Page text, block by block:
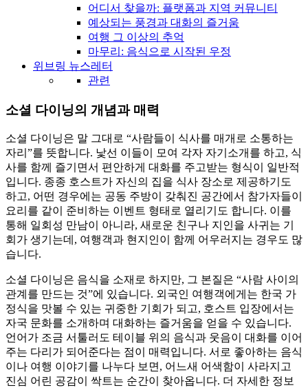
어디서 찾을까: 플랫폼과 지역 커뮤니티
예상되는 풍경과 대화의 즐거움
여행 그 이상의 추억
마무리: 음식으로 시작된 우정
위브링 뉴스레터
관련
소셜 다이닝의 개념과 매력
소셜 다이닝은 말 그대로 “사람들이 식사를 매개로 소통하는
자리”를 뜻합니다. 낯선 이들이 모여 각자 자기소개를 하고, 식
사를 함께 즐기면서 편안하게 대화를 주고받는 형식이 일반적
입니다. 종종 호스트가 자신의 집을 식사 장소로 제공하기도
하고, 어떤 경우에는 공동 주방이 갖춰진 공간에서 참가자들이
요리를 같이 준비하는 이벤트 형태로 열리기도 합니다. 이를
통해 일회성 만남이 아니라, 새로운 친구나 지인을 사귀는 기
회가 생기는데, 여행객과 현지인이 함께 어우러지는 경우도 많
습니다.
소셜 다이닝은 음식을 소재로 하지만, 그 본질은 “사람 사이의
관계를 만드는 것”에 있습니다. 외국인 여행객에게는 한국 가
정식을 맛볼 수 있는 귀중한 기회가 되고, 호스트 입장에서는
자국 문화를 소개하며 대화하는 즐거움을 얻을 수 있습니다.
언어가 조금 서툴러도 테이블 위의 음식과 웃음이 대화를 이어
주는 다리가 되어준다는 점이 매력입니다. 서로 좋아하는 음식
이나 여행 이야기를 나누다 보면, 어느새 어색함이 사라지고
진심 어린 공감이 싹트는 순간이 찾아옵니다. 더 자세한 정보